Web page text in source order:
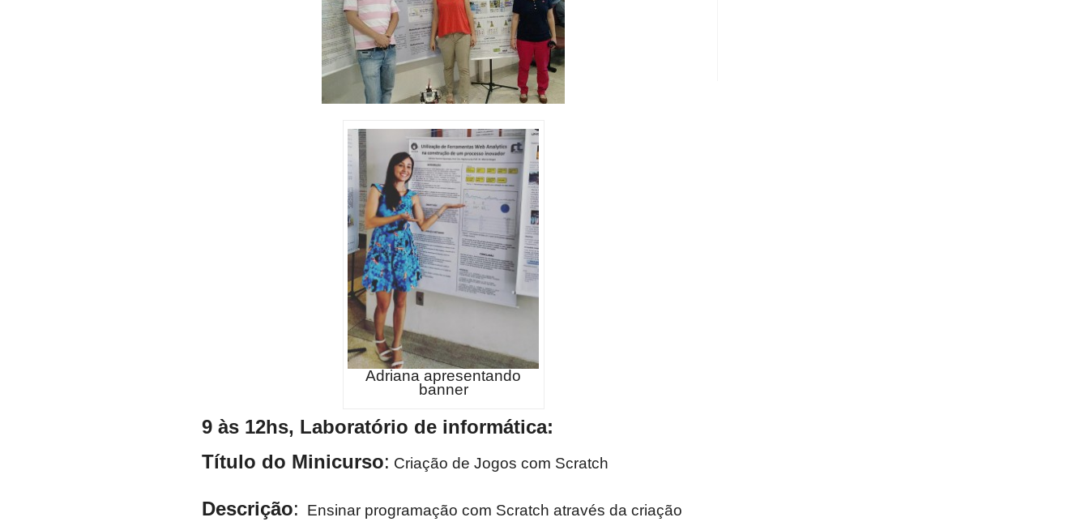
Adriana apresentando
banner
9 às 12hs, Laboratório de informática:
Título do Minicurso: Criação de Jogos com Scratch
Descrição: Ensinar programação com Scratch através da criação